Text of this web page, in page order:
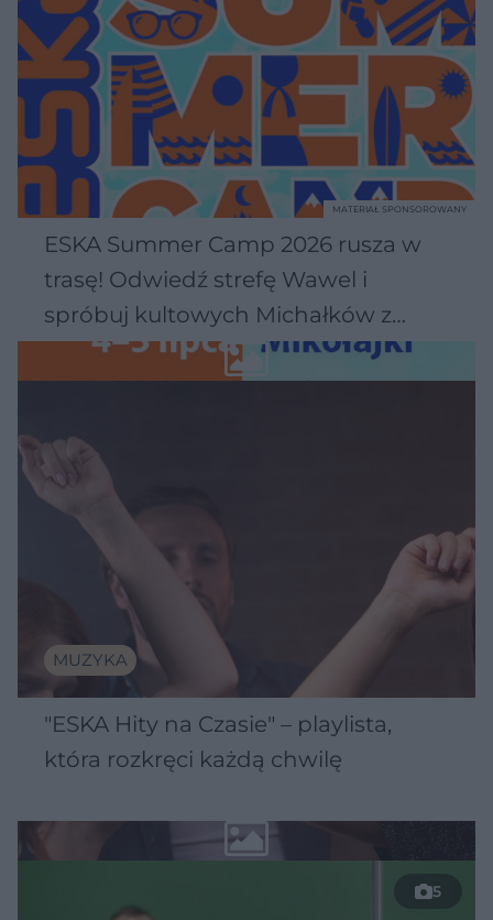
ESKA Summer Camp 2026 rusza w
trasę! Odwiedź strefę Wawel i
spróbuj kultowych Michałków z
Wawelu
MATERIAŁ SPONSOROWANY
MUZYKA
"ESKA Hity na Czasie" – playlista,
która rozkręci każdą chwilę
5